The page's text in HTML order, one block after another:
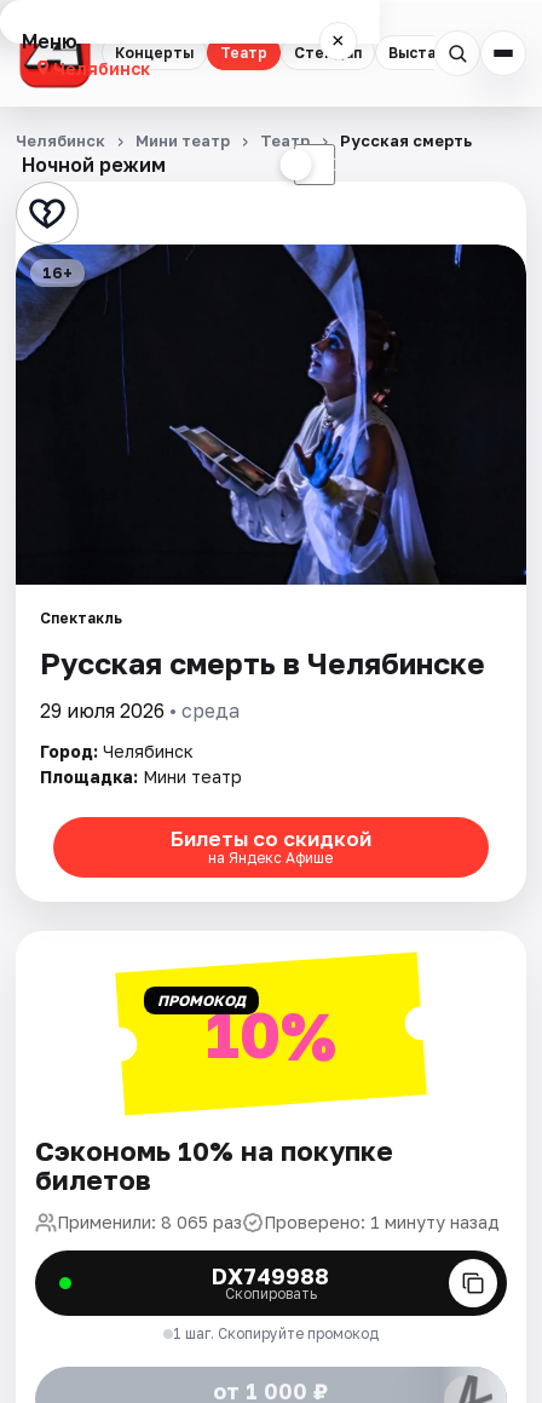
Концерты Театр Стендап Выставки
Меню ×
Челябинск
Концерты
Театр
Стендап
Выставки
Квесты
Экскурсии
Площадки
Артисты
Рейтинги
Ночной режим ☾
Челябинск Мини театр Театр Русская смерть
16+
Спектакль
Русская смерть в Челябинске
29 июля 2026 • среда
Город: Челябинск
Площадка: Мини театр
Билеты со скидкой
на Яндекс Афише
ПРОМОКОД10%
Сэкономь 10% на покупке
билетов
Применили: 8 065 раз Проверено: 1 минуту назад
DX749988
Скопировать
1 шаг. Скопируйте промокод
от 1 000 ₽